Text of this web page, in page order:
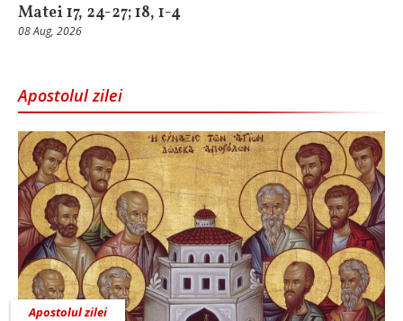
Matei 17, 24-27; 18, 1-4
08 Aug, 2026
Apostolul zilei
Apostolul zilei